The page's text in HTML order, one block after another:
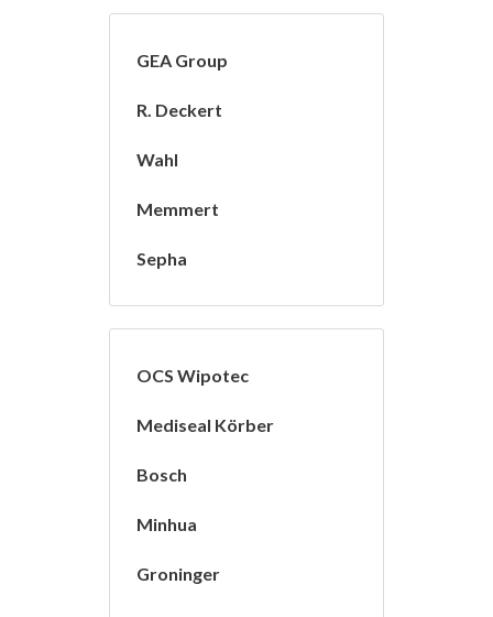
GEA Group
R. Deckert
Wahl
Memmert
Sepha
OCS Wipotec
Mediseal Körber
Bosch
Minhua
Groninger